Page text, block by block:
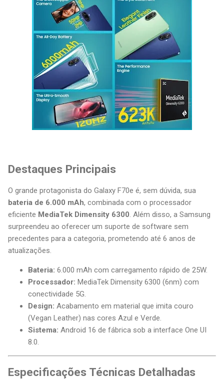
Destaques Principais
O grande protagonista do Galaxy F70e é, sem dúvida, sua
bateria de 6.000 mAh, combinada com o processador
eficiente MediaTek Dimensity 6300. Além disso, a Samsung
surpreendeu ao oferecer um suporte de software sem
precedentes para a categoria, prometendo até 6 anos de
atualizações.
Bateria: 6.000 mAh com carregamento rápido de 25W.
Processador: MediaTek Dimensity 6300 (6nm) com
conectividade 5G.
Design: Acabamento em material que imita couro
(Vegan Leather) nas cores Azul e Verde.
Sistema: Android 16 de fábrica sob a interface One UI
8.0.
Especificações Técnicas Detalhadas